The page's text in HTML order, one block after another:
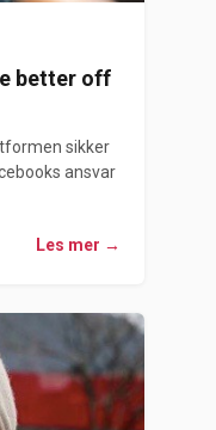
better off
sikker
ansvar
Les mer →